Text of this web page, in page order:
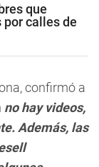
que
calles de
, confirmó a
no hay videos,
Además, las